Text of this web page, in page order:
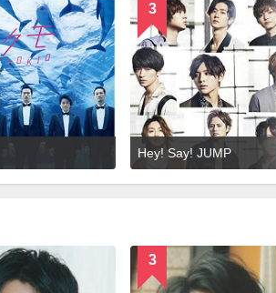
3
Hey! Say! JUMP
3